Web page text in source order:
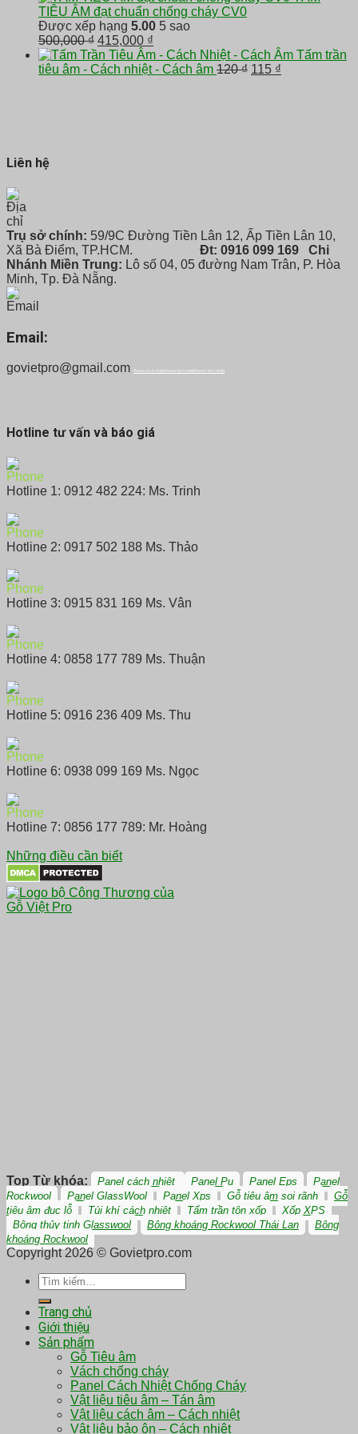
là:
100 ₫.
tại
là:
85 ₫.
TIÊU ÂM đạt chuẩn chống cháy CV0
Được xếp hạng 5.00 5 sao
500,000₫ Giá
gốc
là:
415,000 ₫
hiện
tại
Tấm trần
tiêu âm - Cách nhiệt - Cách âm 120₫ Giá
115 ₫
Liên hệ
Trụ sở chính: 59/9C Đường Tiền Lân 12, Ấp Tiền Lân 10,
Xã Bà Điểm, TP.HCM.
Đt: 0916 099 169
Chi
Nhánh Miền Trung: Lô số 04, 05 đường Nam Trân, P. Hòa
Minh, Tp. Đà Nẵng.
Email:
govietpro@gmail.com Panel cách nhiệt Panel cách nhiệt Panel cách nhiệt
Hotline tư vấn và báo giá
Hotline 1: 0912 482 224: Ms. Trinh
Hotline 2: 0917 502 188 Ms. Thảo
Hotline 3: 0915 831 169 Ms. Vân
Hotline 4: 0858 177 789 Ms. Thuận
Hotline 5: 0916 236 409 Ms. Thu
Hotline 6: 0938 099 169 Ms. Ngọc
Hotline 7: 0856 177 789: Mr. Hoàng
Những điều cần biết
Top Từ khóa: Panel cách nhiệt Panel Pu Panel Eps
Panel
Rockwool
Panel GlassWool Panel Xps Gỗ tiêu âm soi rãnh
Gỗ
tiêu âm đục lỗ
Túi khí cách nhiệt Tấm trần tôn xốp
Xốp XPS
Bông thủy tinh Glasswool
Bông khoáng Rockwool Thái Lan
Bông
khoáng Rockwool
Copyright 2026 © Govietpro.com
Tìm
kiếm:
Trang chủ
Giới thiệu
Sản phẩm
Gỗ Tiêu âm
Vách chống cháy
Panel Cách Nhiệt Chống Cháy
Vật liệu tiêu âm – Tán âm
Vật liệu cách âm – Cách nhiệt
Vật liệu bảo ôn – Cách nhiệt